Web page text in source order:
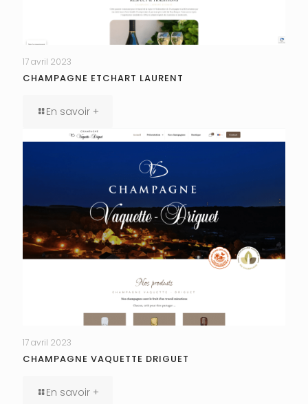
17 avril 2023
CHAMPAGNE ETCHART LAURENT
En savoir +
17 avril 2023
CHAMPAGNE VAQUETTE DRIGUET
En savoir +